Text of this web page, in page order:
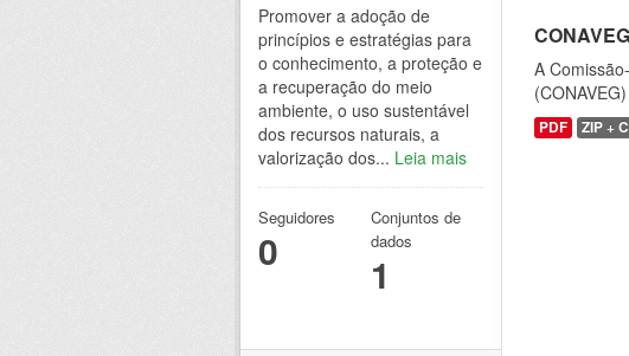
A
PDF ZIP +
Promover a adoção de
princípios e estratégias para
o conhecimento, a proteção e
a recuperação do meio
ambiente, o uso sustentável
dos recursos naturais, a
valorização dos... Leia mais
Seguidores
0
Conjuntos de
dados
1